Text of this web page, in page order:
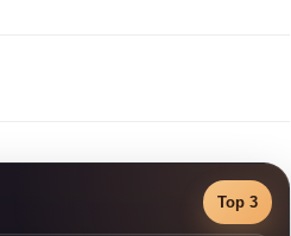
Top 3